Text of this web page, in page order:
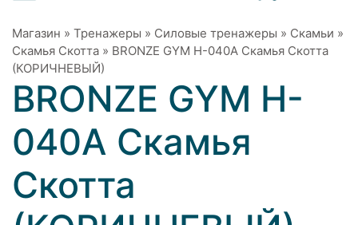
Магазин » Тренажеры » Силовые тренажеры » Скамьи »
Скамья Скотта » BRONZE GYM H-040A Скамья Скотта
(КОРИЧНЕВЫЙ)
BRONZE GYM H-
040A Скамья
Скотта